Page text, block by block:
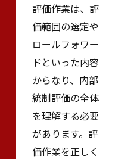
評価作業は、評
価範囲の選定や
ロールフォワー
ドといった内容
からなり、内部
統制評価の全体
を理解する必要
があります。評
価作業を正しく